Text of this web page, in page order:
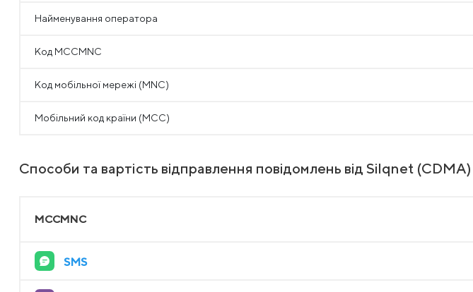
Найменування оператора
Код MCCMNC
Код мобільної мережі (MNC)
Мобільний код країни (MCC)
Способи та вартість відправлення повідомлень від Silqnet (CDMA)
MCCMNC
SMS